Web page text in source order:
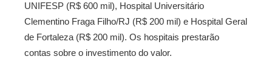
UNIFESP (R$ 600 mil), Hospital Universitário
Clementino Fraga Filho/RJ (R$ 200 mil) e Hospital Geral
de Fortaleza (R$ 200 mil). Os hospitais prestarão
contas sobre o investimento do valor.